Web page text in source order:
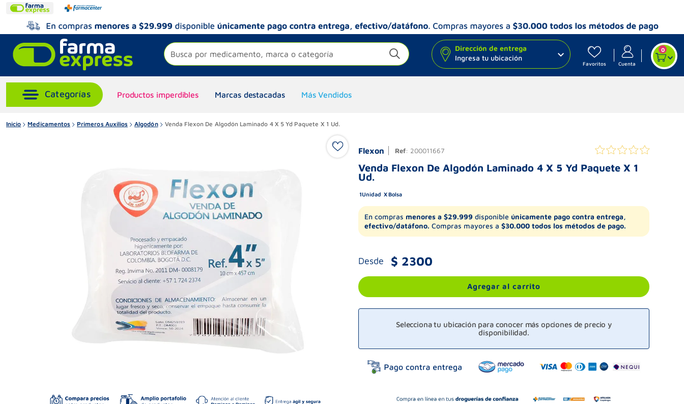
Busca por medicamento, marca o categoría
Dirección de entrega
Ingresa tu ubicación
Favoritos Cuenta
0
Productos imperdibles Marcas destacadas Más Vendidos
Inicio Medicamentos Primeros Auxilios Algodón Venda Flexon De Algodón Laminado 4 X 5 Yd Paquete X 1 Ud.
Flexon Ref: 200011667
Venda Flexon De Algodón Laminado 4 X 5 Yd Paquete X 1
Ud.
1Unidad Bolsa
En compras menores a $29.999 disponible únicamente pago contra entrega,
efectivo/datáfono. Compras mayores a $30.000 todos los métodos de pago.
Desde $ 2300
Agregar al carrito
Selecciona tu ubicación para conocer más opciones de precio y
disponibilidad.